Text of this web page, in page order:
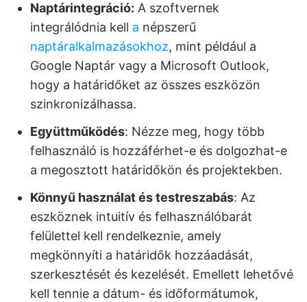
Naptárintegráció: A szoftvernek
integrálódnia kell a népszerű
naptáralkalmazásokhoz, mint például a
Google Naptár vagy a Microsoft Outlook,
hogy a határidőket az összes eszközön
szinkronizálhassa.
Együttműködés: Nézze meg, hogy több
felhasználó is hozzáférhet-e és dolgozhat-e
a megosztott határidőkön és projektekben.
Könnyű használat és testreszabás: Az
eszköznek intuitív és felhasználóbarát
felülettel kell rendelkeznie, amely
megkönnyíti a határidők hozzáadását,
szerkesztését és kezelését. Emellett lehetővé
kell tennie a dátum- és időformátumok,